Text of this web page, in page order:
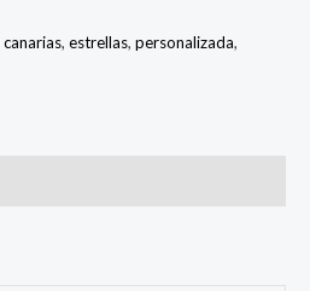
canarias, estrellas, personalizada,